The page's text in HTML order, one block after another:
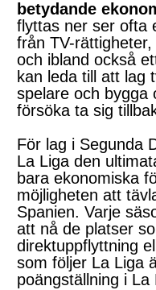
betydande
flyttas ner ser ofta
från TV-
och ibland också
kan leda till att lag
spelare och bygga
försöka ta sig
För lag i Segunda
La Liga den
bara ekonomiska
möjligheten att
Spanien. Varje
att nå de platser
direktuppflyttning
som följer La Liga
poängställning i La